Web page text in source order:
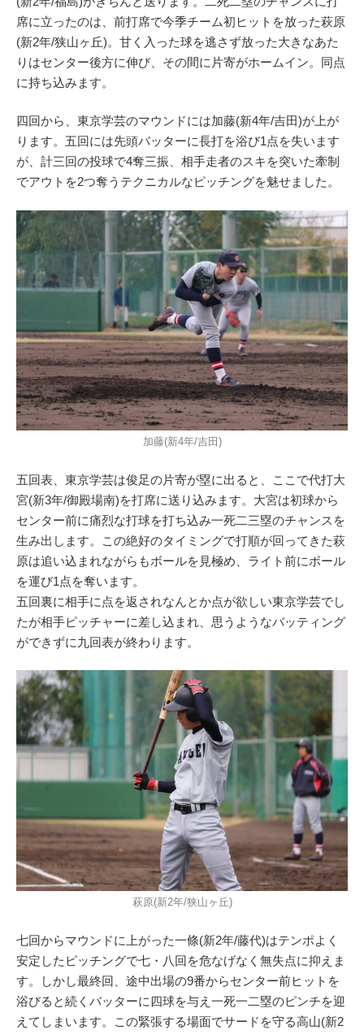
席に立ったのは、前打席で今季チーム初ヒットを放った萩原
(新2年/狭山ヶ丘)。甘く入った球を逃さず放った大きなあた
りはセンター後方に伸び、その間に片寄がホームイン。同点
に持ち込みます。
四回から、東京学芸のマウンドには加藤(新4年/吉田)が上が
ります。五回には先頭バッターに長打を浴び1点を失います
が、計三回の投球で4奪三振、相手走者のスキを突いた牽制
でアウトを2つ奪うテクニカルなピッチングを魅せました。
加藤(新4年/吉田)
五回表、東京学芸は俊足の片寄が塁に出ると、ここで代打大
宮(新3年/御殿場南)を打席に送り込みます。大宮は初球から
センター前に痛烈な打球を打ち込み一死二三塁のチャンスを
生み出します。この絶好のタイミングで打順が回ってきた萩
原は追い込まれながらもボールを見極め、ライト前にボール
を運び1点を奪います。
五回裏に相手に点を返されなんとか点が欲しい東京学芸でし
たが相手ピッチャーに差し込まれ、思うようなバッティング
ができずに九回表が終わります。
萩原(新2年/狭山ヶ丘)
七回からマウンドに上がった一條(新2年/藤代)はテンポよく
安定したピッチングで七・八回を危なげなく無失点に抑えま
す。しかし最終回、途中出場の9番からセンター前ヒットを
浴びると続くバッターに四球を与え一死一二塁のピンチを迎
えてしまいます。この緊張する場面でサードを守る高山(新2